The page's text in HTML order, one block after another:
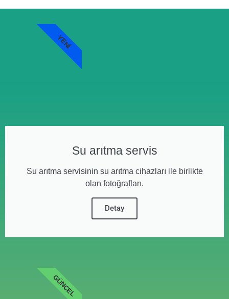
Su arıtma servis
Su arıtma servisinin su arıtma cihazları ile birlikte
olan fotoğrafları.
Detay
YENI
GÜNCEL